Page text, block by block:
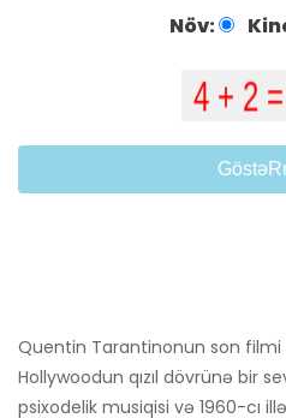
Növ:
Quentin Tarantinonun son filmi
Hollywoodun qızıl dövrünə bir
psixodelik musiqisi və 1960-cı